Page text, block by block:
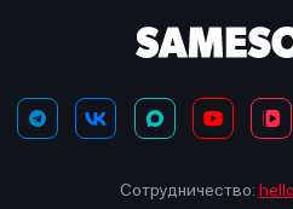
Сотрудничество: